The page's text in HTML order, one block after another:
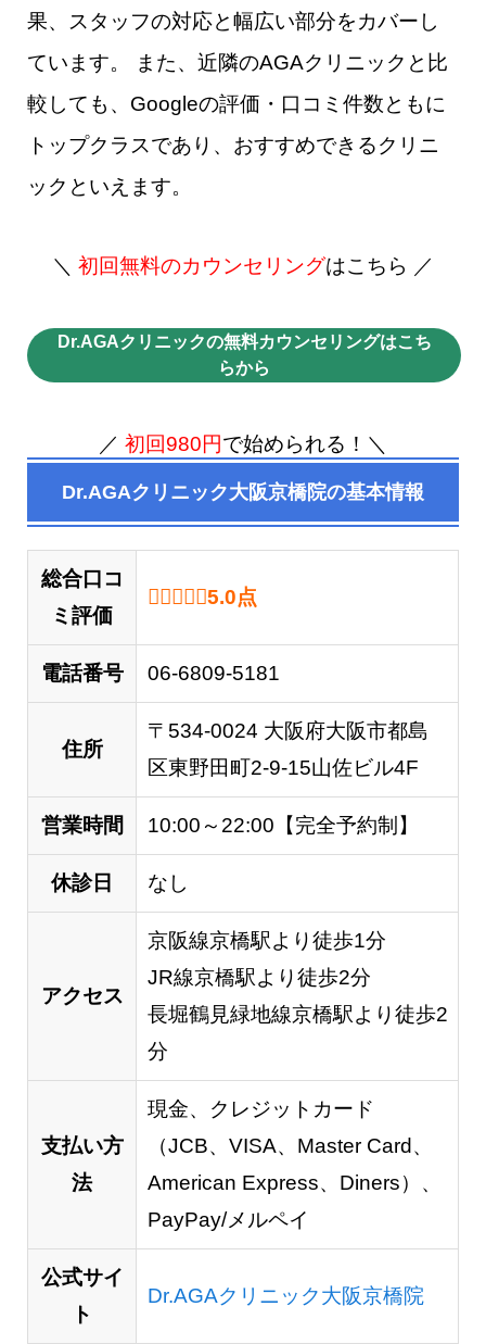
果、スタッフの対応と幅広い部分をカバーし
ています。 また、近隣のAGAクリニックと比
較しても、Googleの評価・口コミ件数ともに
トップクラスであり、おすすめできるクリニ
ックといえます。
＼ 初回無料のカウンセリングはこちら ／
Dr.AGAクリニックの無料カウンセリングはこち
らから
／ 初回980円で始められる！＼
Dr.AGAクリニック大阪京橋院​の基本情報
総合口コ
ミ評価
5.0 out of 5.0 stars
5.0点
電話番号 06-6809-5181
住所
〒534-0024 大阪府大阪市都島
区東野田町2-9-15山佐ビル4F
営業時間 10:00～22:00【完全予約制】
休診日 なし
アクセス
京阪線京橋駅より徒歩1分
JR線京橋駅より徒歩2分
長堀鶴見緑地線京橋駅より徒歩2
分
支払い方
法
現金、クレジットカード
（JCB、VISA、Master Card、
American Express、Diners）、
PayPay/メルペイ
公式サイ
ト
Dr.AGAクリニック大阪京橋院